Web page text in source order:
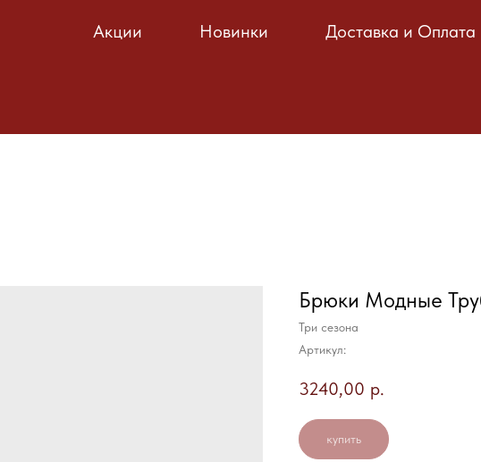
Акции Новинки Доставка и Оплата
Брюки Модные
Три сезона
Артикул:
3240,00 р.
купить